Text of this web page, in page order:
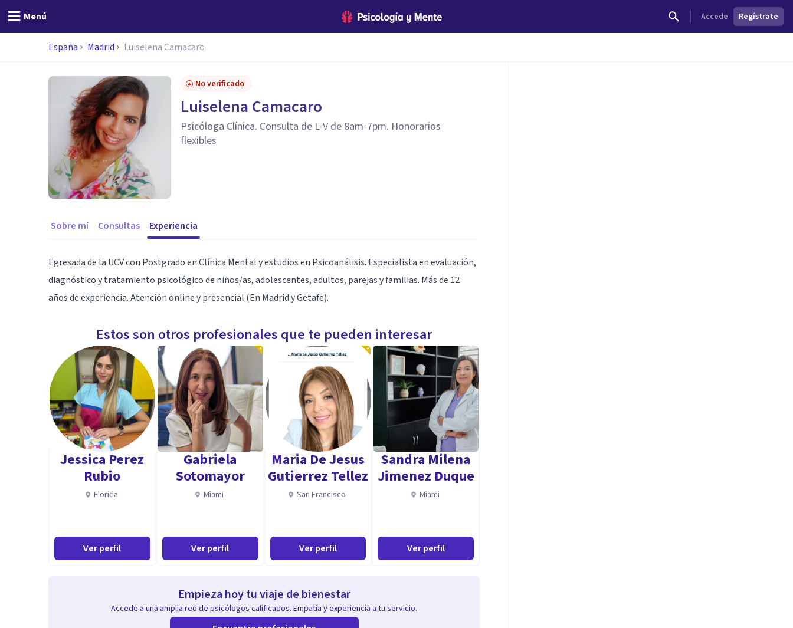
Menú Accede Regístrate
España Madrid Luiselena Camacaro
No verificado
Luiselena Camacaro
Psicóloga Clínica. Consulta de L-V de 8am-7pm. Honorarios
flexibles
Sobre mí Consultas Experiencia
Egresada de la UCV con Postgrado en Clínica Mental y estudios en Psicoanálisis. Especialista en evaluación,
diagnóstico y tratamiento psicológico de niños/as, adolescentes, adultos, parejas y familias. Más de 12
años de experiencia. Atención online y presencial (En Madrid y Getafe).
Estos son otros profesionales que te pueden interesar
Jessica Perez
Rubio
Florida
Ver perfil
Gabriela
Sotomayor
Miami
Ver perfil
Maria De Jesus
Gutierrez Tellez
San Francisco
Ver perfil
Sandra Milena
Jimenez Duque
Miami
Ver perfil
Empieza hoy tu viaje de bienestar
Accede a una amplia red de psicólogos calificados. Empatía y experiencia a tu servicio.